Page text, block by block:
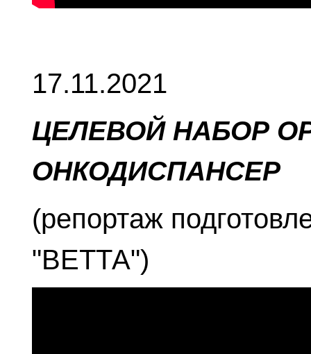
17.11.2021
ЦЕЛЕВОЙ НАБОР
ОНКОДИСПАНСЕР
(репортаж
"ВЕТТА")